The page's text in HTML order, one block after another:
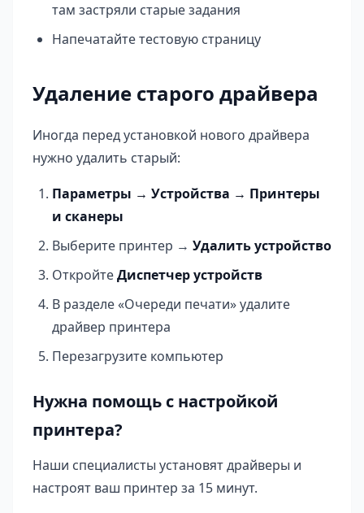
там застряли старые задания
Напечатайте тестовую страницу
Удаление старого драйвера
Иногда перед установкой нового драйвера
нужно удалить старый:
Параметры → Устройства → Принтеры
и сканеры
Выберите принтер → Удалить устройство
ОткройтеДиспетчер устройств
В разделе «Очереди печати» удалите
драйвер принтера
Перезагрузите компьютер
Нужна помощь с настройкой
принтера?
Наши специалисты установят драйверы и
настроят ваш принтер за 15 минут.